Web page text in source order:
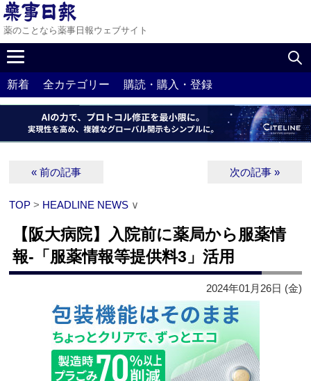
薬のことなら薬事日報ウェブサイト
新着 全カテゴリー 購読・購入・登録
« 前の記事 次の記事 »
TOP > HEADLINE NEWS ∨
【阪大病院】入院前に薬局から服薬情
報‐「服薬情報等提供料3」活用
2024年01月26日 (金)